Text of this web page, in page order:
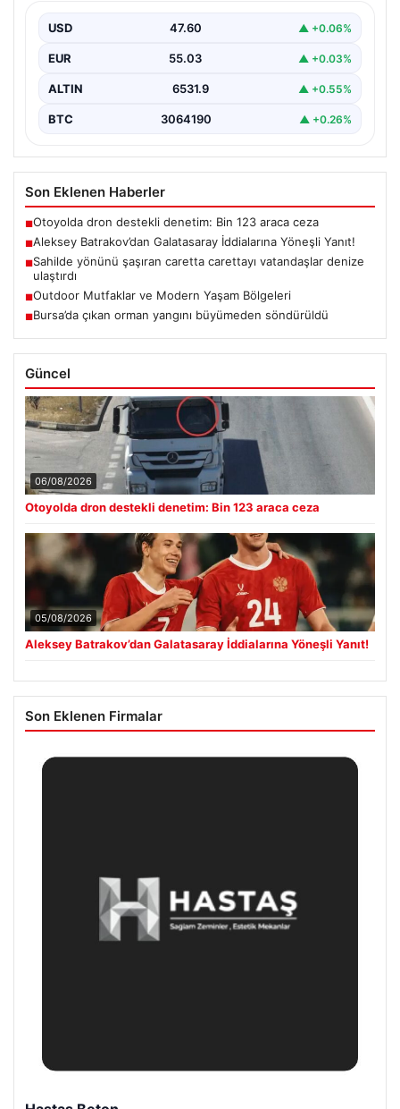
genç futbolcu Aleksey Batrakov, adı Galatasaray ile…
USD 47.60 ▲ +0.06%
EUR 55.03 ▲ +0.03%
ALTIN 6531.9 ▲ +0.55%
BTC 3064190 ▲ +0.26%
Son Eklenen Haberler
■Otoyolda dron destekli denetim: Bin 123 araca ceza
■Aleksey Batrakov’dan Galatasaray İddialarına Yöneşli Yanıt!
■Sahilde yönünü şaşıran caretta carettayı vatandaşlar denize
ulaştırdı
■Outdoor Mutfaklar ve Modern Yaşam Bölgeleri
■Bursa’da çıkan orman yangını büyümeden söndürüldü
Güncel
06/08/2026
Otoyolda dron destekli denetim: Bin 123 araca ceza
05/08/2026
Aleksey Batrakov’dan Galatasaray İddialarına Yöneşli Yanıt!
Son Eklenen Firmalar